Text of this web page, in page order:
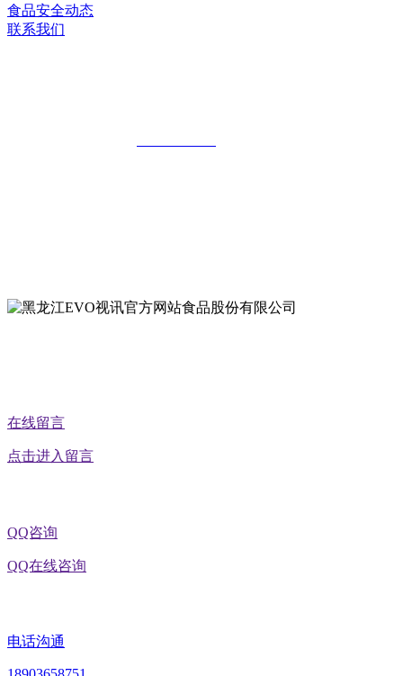
食品安全动态
联系我们
在线留言
点击进入留言
QQ咨询
QQ在线咨询
电话沟通